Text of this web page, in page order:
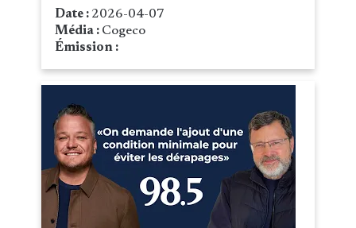
Date : 2026-04-07
Média : Cogeco
Émission :